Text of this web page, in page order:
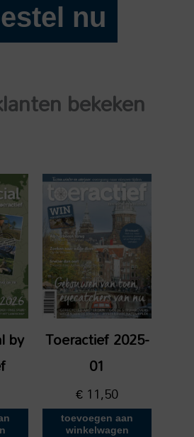
nu
bekeken
by
Toeractief 2025-
01
€11,50
toevoegen aan
winkelwagen